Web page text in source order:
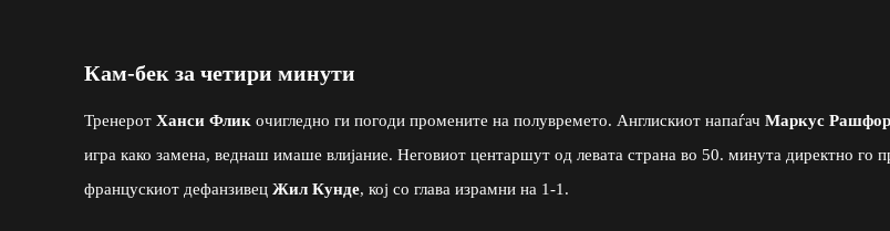
Кам-бек за четири минути
Тренерот Ханси Флик очигледно ги погоди промените на полувремето. Англискиот напаѓач Маркус
игра како замена, веднаш имаше влијание. Неговиот центаршут од левата страна во 50. минута директно го
францускиот дефанзивец Жил Кунде, кој со глава израмни на 1-1.